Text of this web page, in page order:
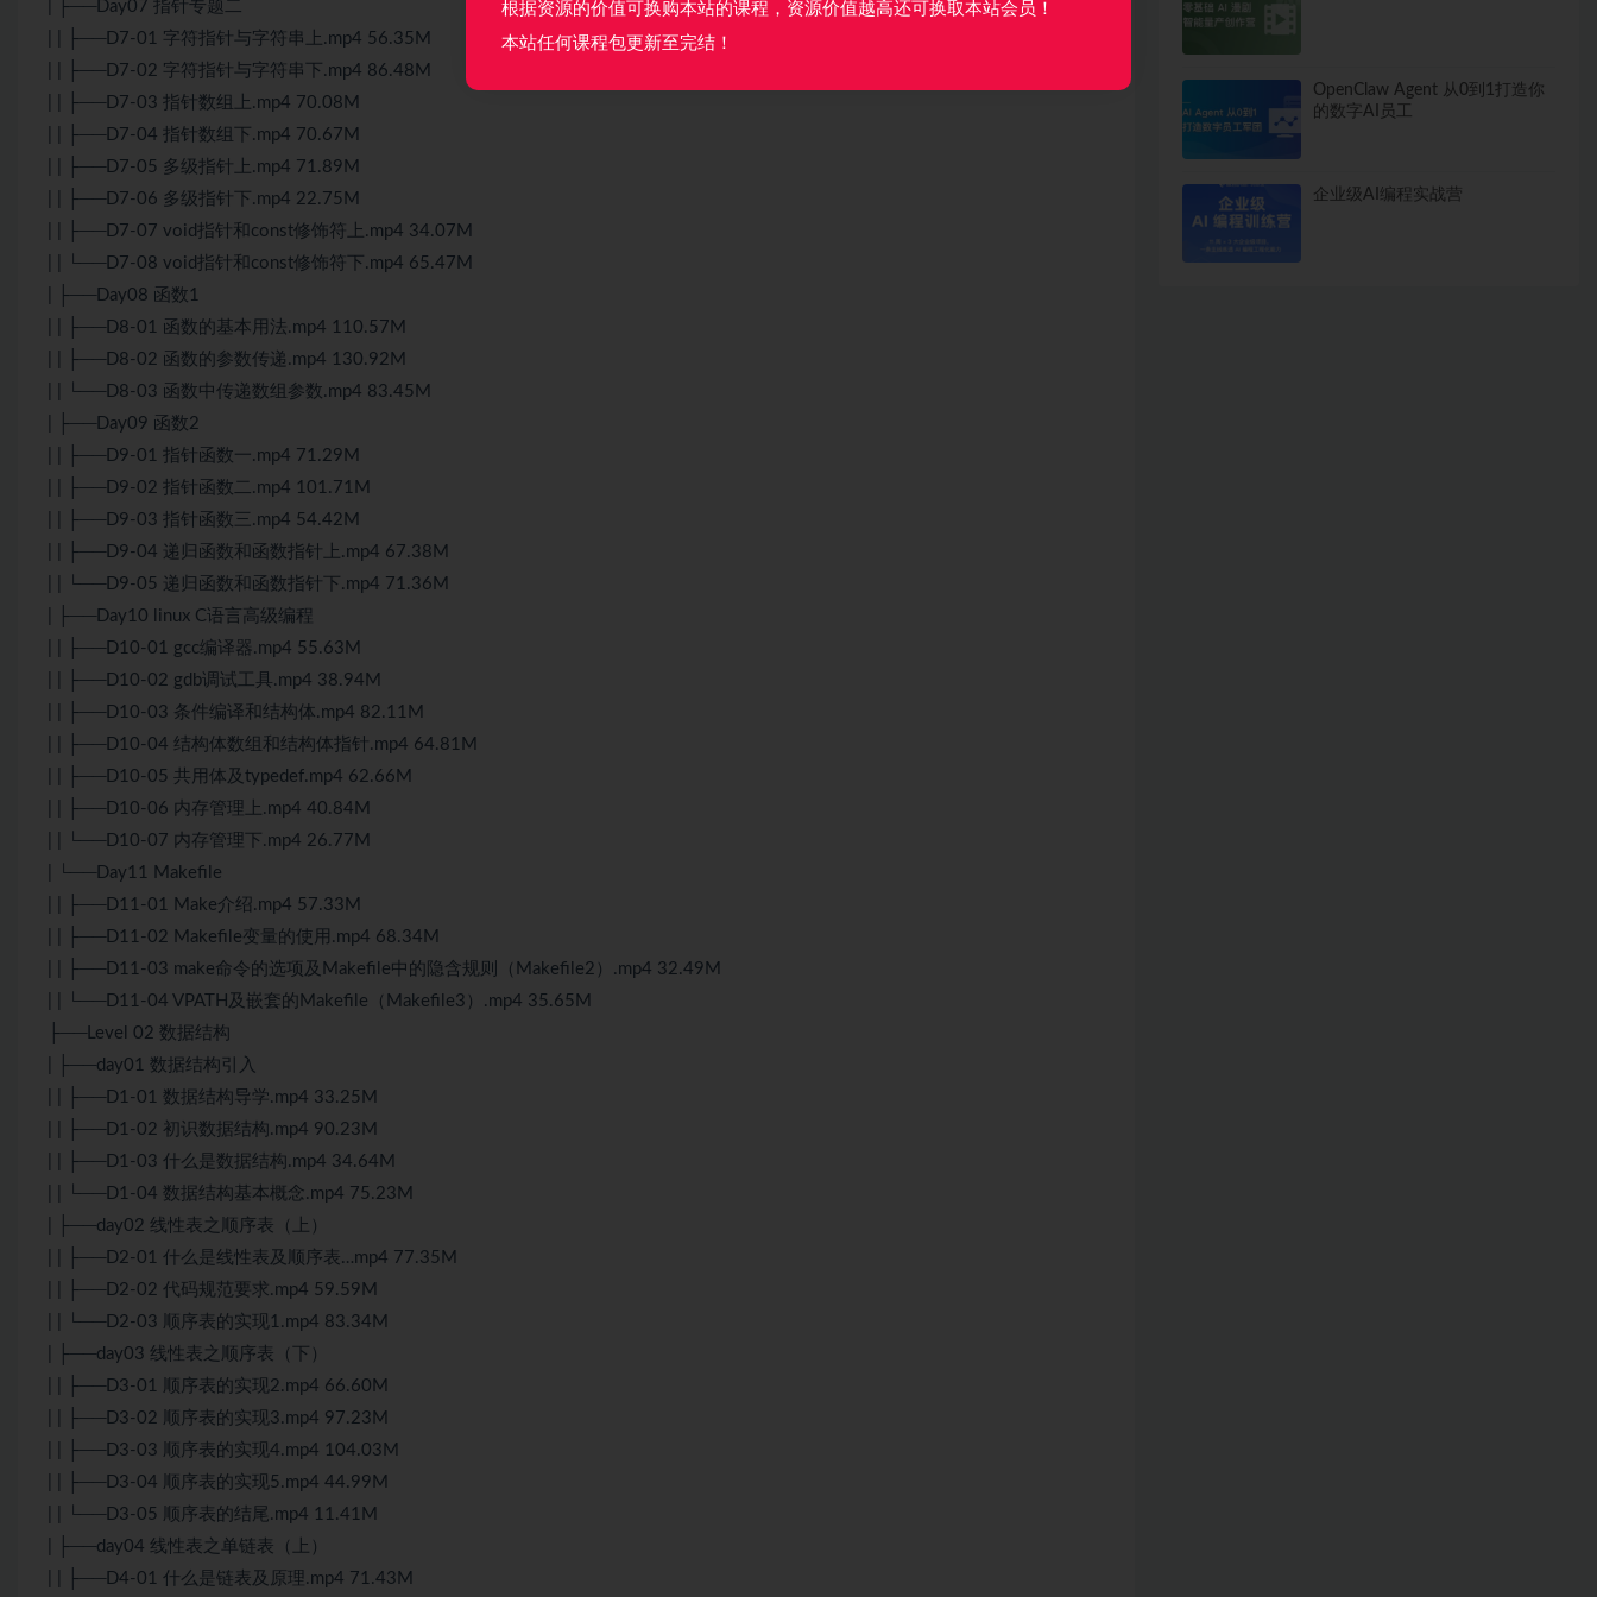
| ├──Day07 指针专题二
| | ├──D7-01 字符指针与字符串上.mp4 56.35M
| | ├──D7-02 字符指针与字符串下.mp4 86.48M
| | ├──D7-03 指针数组上.mp4 70.08M
| | ├──D7-04 指针数组下.mp4 70.67M
| | ├──D7-05 多级指针上.mp4 71.89M
| | ├──D7-06 多级指针下.mp4 22.75M
| | ├──D7-07 void指针和const修饰符上.mp4 34.07M
| | └──D7-08 void指针和const修饰符下.mp4 65.47M
| ├──Day08 函数1
| | ├──D8-01 函数的基本用法.mp4 110.57M
| | ├──D8-02 函数的参数传递.mp4 130.92M
| | └──D8-03 函数中传递数组参数.mp4 83.45M
| ├──Day09 函数2
| | ├──D9-01 指针函数一.mp4 71.29M
| | ├──D9-02 指针函数二.mp4 101.71M
| | ├──D9-03 指针函数三.mp4 54.42M
| | ├──D9-04 递归函数和函数指针上.mp4 67.38M
| | └──D9-05 递归函数和函数指针下.mp4 71.36M
| ├──Day10 linux C语言高级编程
| | ├──D10-01 gcc编译器.mp4 55.63M
| | ├──D10-02 gdb调试工具.mp4 38.94M
| | ├──D10-03 条件编译和结构体.mp4 82.11M
| | ├──D10-04 结构体数组和结构体指针.mp4 64.81M
| | ├──D10-05 共用体及typedef.mp4 62.66M
| | ├──D10-06 内存管理上.mp4 40.84M
| | └──D10-07 内存管理下.mp4 26.77M
| └──Day11 Makefile
| | ├──D11-01 Make介绍.mp4 57.33M
| | ├──D11-02 Makefile变量的使用.mp4 68.34M
| | ├──D11-03 make命令的选项及Makefile中的隐含规则（Makefile2）.mp4 32.49M
| | └──D11-04 VPATH及嵌套的Makefile（Makefile3）.mp4 35.65M
├──Level 02 数据结构
| ├──day01 数据结构引入
| | ├──D1-01 数据结构导学.mp4 33.25M
| | ├──D1-02 初识数据结构.mp4 90.23M
| | ├──D1-03 什么是数据结构.mp4 34.64M
| | └──D1-04 数据结构基本概念.mp4 75.23M
| ├──day02 线性表之顺序表（上）
| | ├──D2-01 什么是线性表及顺序表…mp4 77.35M
| | ├──D2-02 代码规范要求.mp4 59.59M
| | └──D2-03 顺序表的实现1.mp4 83.34M
| ├──day03 线性表之顺序表（下）
| | ├──D3-01 顺序表的实现2.mp4 66.60M
| | ├──D3-02 顺序表的实现3.mp4 97.23M
| | ├──D3-03 顺序表的实现4.mp4 104.03M
| | ├──D3-04 顺序表的实现5.mp4 44.99M
| | └──D3-05 顺序表的结尾.mp4 11.41M
| ├──day04 线性表之单链表（上）
| | ├──D4-01 什么是链表及原理.mp4 71.43M
OpenClaw Agent 从0到1打造你
的数字AI员工
企业级AI编程实战营
根据资源的价值可换购本站的课程，资源价值越高还可换取本站会员！
本站任何课程包更新至完结！